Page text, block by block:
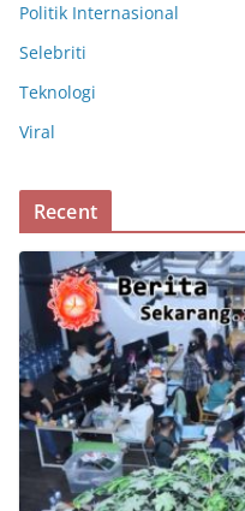
Politik Internasional
Selebriti
Teknologi
Viral
Recent